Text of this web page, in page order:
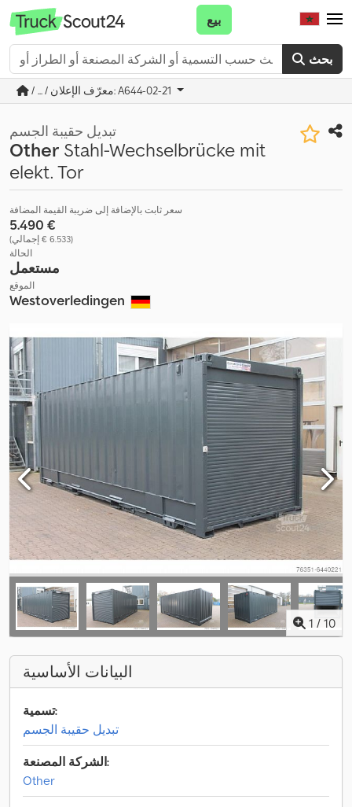
بحث
بيع
/ ... / معرّف الإعلان: A644-02-21
تبديل حقيبة الجسم
Other Stahl-Wechselbrücke mit
elekt. Tor
سعر ثابت بالإضافة إلى ضريبة القيمة المضافة
‏5.490 €
(‏6.533 € إجمالي)
الحالة
مستعمل
الموقع
Westoverledingen
1 / 10
البيانات الأساسية
تسمية:
تبديل حقيبة الجسم
الشركة المصنعة:
Other